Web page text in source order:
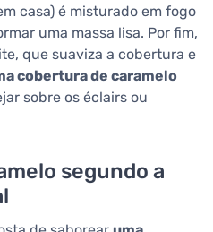
casa) é misturado em fogo
uma massa lisa. Por fim,
que suaviza a cobertura e
cobertura de caramelo
sobre os éclairs ou
segundo a